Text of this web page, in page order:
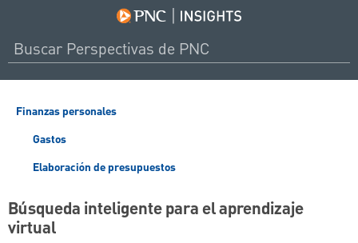
Finanzas personales
Gastos
Elaboración de presupuestos
Búsqueda inteligente para el aprendizaje
virtual